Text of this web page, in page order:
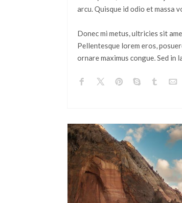
arcu. Quisque id odio et massa
Donec mi metus, ultricies sit
Pellentesque lorem eros,
ornare maximus congue. Sed in